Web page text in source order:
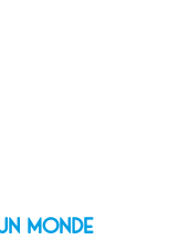
monde